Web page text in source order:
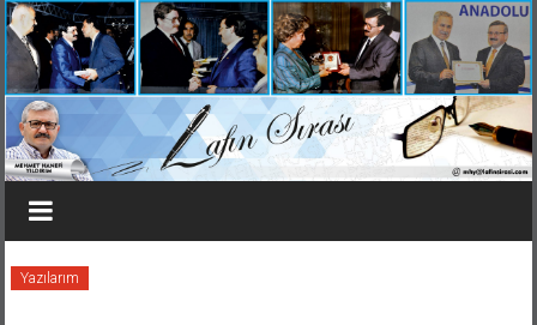
İçeriğe
geç
Lafın
Sırası
mhy@lafinsirasi.com
Yazılarım